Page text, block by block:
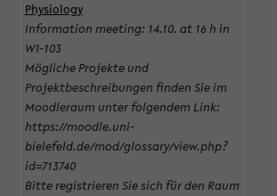
Physiology
Information meeting: 14.10. at 16 h in
W1-103
Mögliche Projekte und
Projektbeschreibungen finden Sie im
Moodleraum unter folgendem Link:
https://moodle.uni-
bielefeld.de/mod/glossary/view.php?
id=713740
Bitte registrieren Sie sich für den Raum